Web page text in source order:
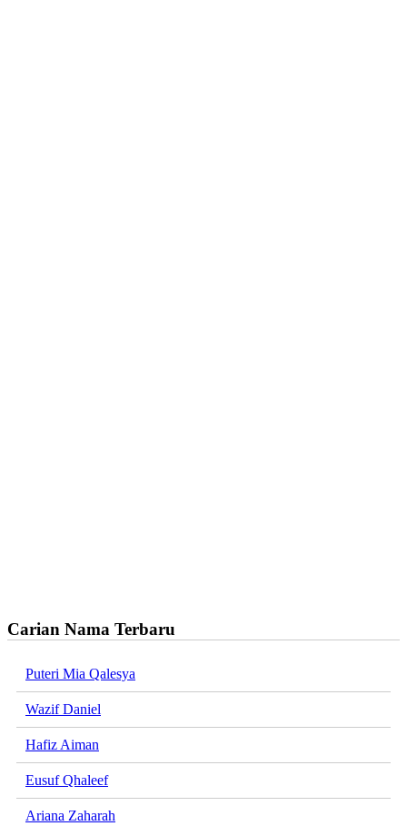
Carian Nama Terbaru
Puteri Mia Qalesya
Wazif Daniel
Hafiz Aiman
Eusuf Qhaleef
Ariana Zaharah